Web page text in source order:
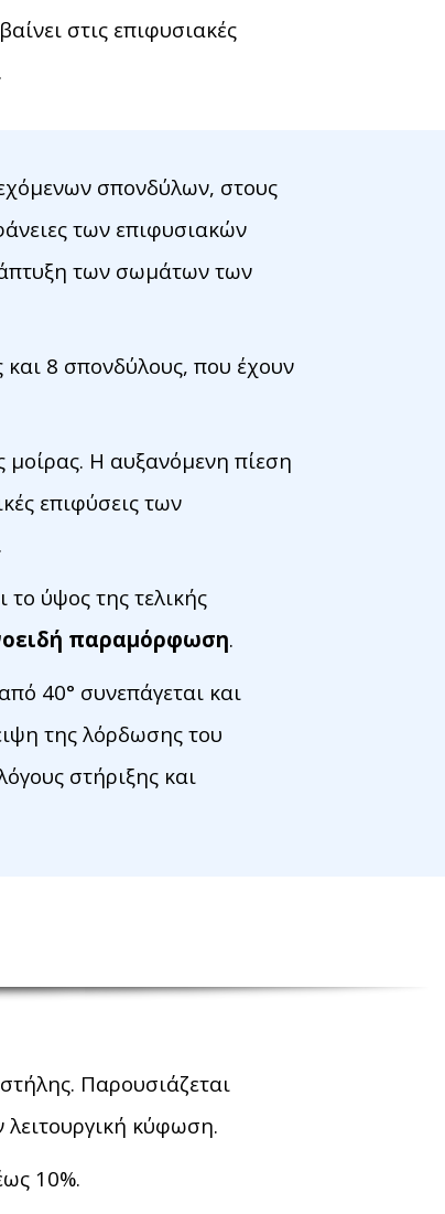
στις επιφυσιακές
σπονδύλων, στους
των επιφυσιακών
των σωμάτων των
8 σπονδύλους, που έχουν
Η αυξανόμενη πίεση
επιφύσεις των
το ύψος της τελικής
παραμόρφωση.
40° συνεπάγεται και
της λόρδωσης του
στήριξης και
Παρουσιάζεται
κύφωση.
10%.